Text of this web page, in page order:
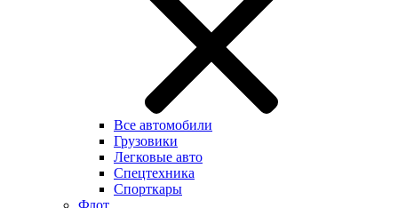
Все автомобили
Грузовики
Легковые авто
Спецтехника
Спорткары
Флот